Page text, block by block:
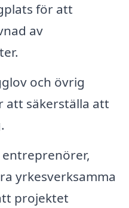
för att
av
och övrig
att säkerställa att
yrkesverksamma
projektet